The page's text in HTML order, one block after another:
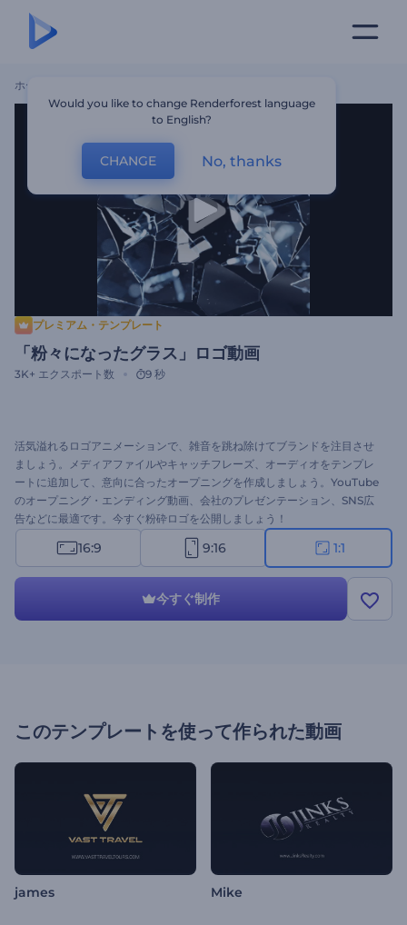
ホーム
プレミアム・テンプレート
「粉々になったグラス」ロゴ動画
3K+ エクスポート数 9 秒
活気溢れるロゴアニメーションで、雑音を跳ね除けてブランドを注目させ
ましょう。メディアファイルやキャッチフレーズ、オーディオをテンプレ
ートに追加して、意向に合ったオープニングを作成しましょう。YouTube
のオープニング・エンディング動画、会社のプレゼンテーション、SNS広
告などに最適です。今すぐ粉砕ロゴを公開しましょう！
16:9 9:16 1:1
今すぐ制作
このテンプレートを使って作られた動画
james Mike
Would you like to change Renderforest language
to English?
CHANGE No, thanks